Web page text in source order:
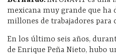
mexicana muy grande que ha
millones de trabajadores para
En los último seis años,
de Enrique Peña Nieto, hubo